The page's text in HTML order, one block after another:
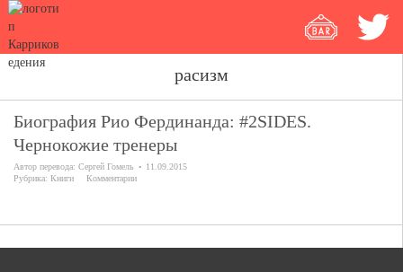
расизм
Биография Рио Фердинанда: #2SIDES.
Чернокожие тренеры
Автор перевода: Сергей Гомель
11.09.2015
Рубрика: Книги Комментарии